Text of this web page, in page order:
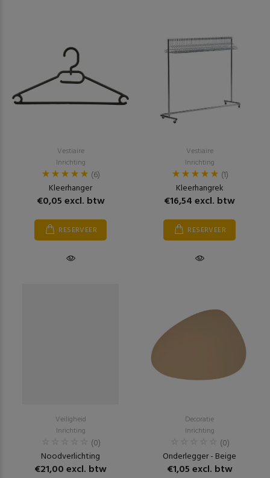
Vestiaire
Inrichting
(6)
Kleerhanger
€0,05 excl. btw
RESERVEER
Vestiaire
Inrichting
(1)
Kleerhangrek
€16,54 excl. btw
RESERVEER
Veiligheid
Inrichting
(0)
Noodverlichting
€21,00 excl. btw
Decoratie
Inrichting
(0)
Onderlegger - Beige
€1,05 excl. btw